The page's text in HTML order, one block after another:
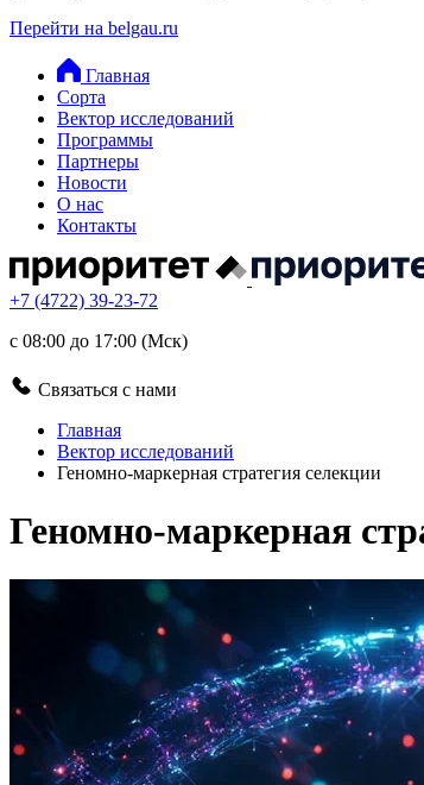
Перейти на belgau.ru
Главная
Сорта
Вектор исследований
Программы
Партнеры
Новости
О нас
Контакты
+7 (4722) 39-23-72
с 08:00 до 17:00 (Мск)
Связаться с нами
Главная
Вектор исследований
Геномно-маркерная стратегия селекции
Геномно-маркерная